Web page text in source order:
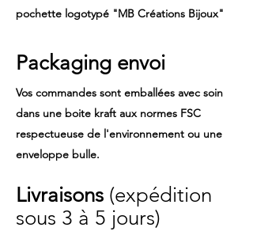
pochette logotypé "MB Créations Bijoux"
Packaging envoi
Vos commandes sont emballées avec soin
dans une boite kraft aux normes FSC
respectueuse de l'environnement ou une
enveloppe bulle.
Livraisons (expédition
sous 3 à 5 jours)